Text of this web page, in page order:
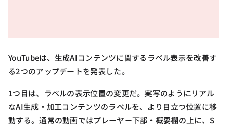
YouTubeは、生成AIコンテンツに関するラベル表示を改善す
る2つのアップデートを発表した。
1つ目は、ラベルの表示位置の変更だ。実写のようにリアル
なAI生成・加工コンテンツのラベルを、より目立つ位置に移
動する。通常の動画ではプレーヤー下部・概要欄の上に、S